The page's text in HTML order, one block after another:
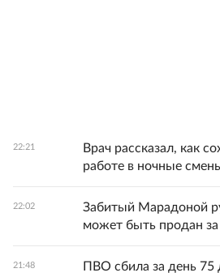
22:21
Врач рассказал, как
работе в ночные
22:02
Забитый Марадоной
может быть продан
21:48
ПВО сбила за день